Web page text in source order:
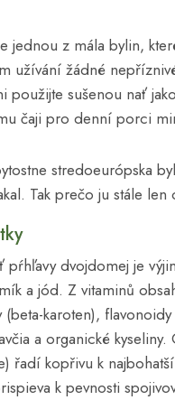
jednou z mála bylin,
užívání žádné
použijte sušenou nať
čaji pro denní porci
stredoeurópska
Tak prečo ju stále
pŕhľavy dvojdomej je
a jód. Z vitaminů
(beta-karoten),
a organické
řadí kopřivu k
k pevnosti